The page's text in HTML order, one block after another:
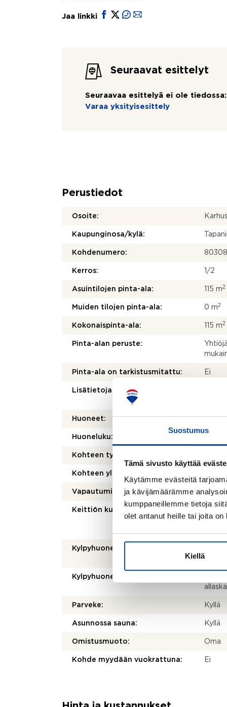
Suostumus
Tämä sivusto käyttää
Käytämme evästeitä
ja kävijämäärämme
kumppaneillemme tietoja
olet antanut heille tai joita
Kiellä
Jaa linkki
Seuraavat esittelyt
Seuraavaa esittelyä ei ole tiedossa:
Varaa yksityisesittely
Perustiedot
Osoite:
Kaupunginosa/kylä:
Kohdenumero:
Kerros: 1/2
Asuintilojen pinta-ala: 115 m2
Muiden tilojen pinta-ala: 0 m2
Kokonaispinta-ala: 115 m2
Pinta-alan peruste:
Pinta-ala on tarkistusmitattu: Ei
Lisätietoja pinta-alasta:
Huoneet: Oh +
Huoneluku:
Kohteen tyyppi:
Kohteen yleiskunto:
Vapautuminen:
Keittiön kuvaus:
Kylpyhuoneen kuvaus:
Kylpyhuoneen varusteet:
Parveke: Kyllä
Asunnossa sauna: Kyllä
Omistusmuoto: Oma
Kohde myydään vuokrattuna: Ei